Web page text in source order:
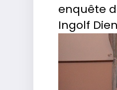
enquête
Ingolf